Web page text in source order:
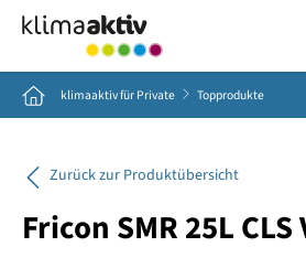
Home klimaaktiv für Private Topprodukte
Zurück zur Produktübersicht
Fricon SMR 25L CLS